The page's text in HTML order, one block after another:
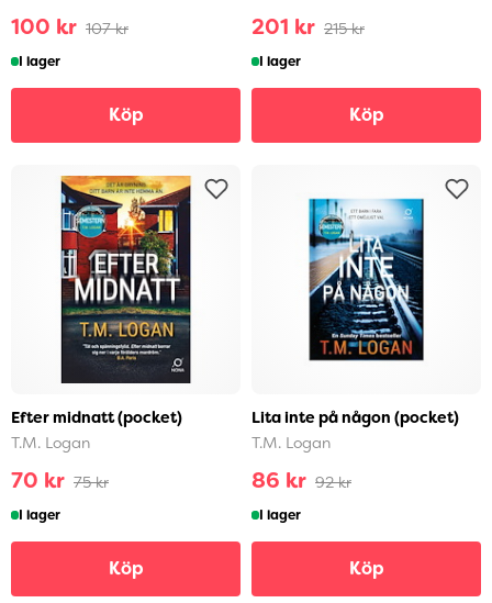
100 kr 107 kr
I lager
Köp
201 kr 215 kr
I lager
Köp
Efter midnatt (pocket)
T.M. Logan
70 kr 75 kr
I lager
Köp
Lita inte på någon (pocket)
T.M. Logan
86 kr 92 kr
I lager
Köp